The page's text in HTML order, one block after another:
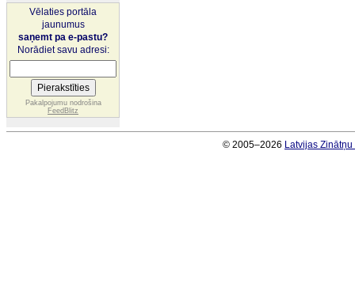
Vēlaties portāla
jaunumus
saņemt pa e-pastu?
Norādiet savu adresi:
Pakalpojumu nodrošina
FeedBlitz
© 2005–2026 Latvijas